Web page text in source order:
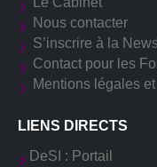
Nous contacter
S’inscrire à la
Contact pour les
Mentions légales
LIENS DIRECTS
DeSI : Portail